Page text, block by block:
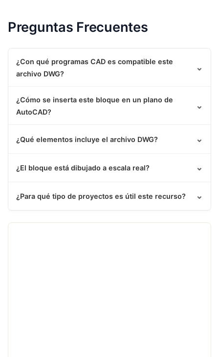
Preguntas Frecuentes
¿Con qué programas CAD es compatible este
archivo DWG?
⌄
¿Cómo se inserta este bloque en un plano de
AutoCAD?
⌄
¿Qué elementos incluye el archivo DWG? ⌄
¿El bloque está dibujado a escala real? ⌄
¿Para qué tipo de proyectos es útil este recurso? ⌄